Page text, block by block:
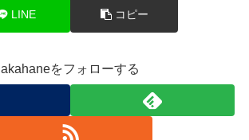
LINE コピー
akahaneをフォローする